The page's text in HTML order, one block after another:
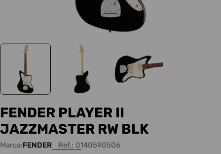
FENDER PLAYER II
JAZZMASTER RW BLK
Marca:FENDER Ref.: 0140590506